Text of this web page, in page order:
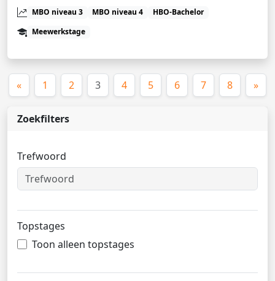
Zoekfilters
Trefwoord
Topstages
Toon alleen topstages
MBO niveau 3
MBO niveau 4
HBO-Bachelor
Meewerkstage
« 1 2 3(huidige)
4 5 6 7 8 »